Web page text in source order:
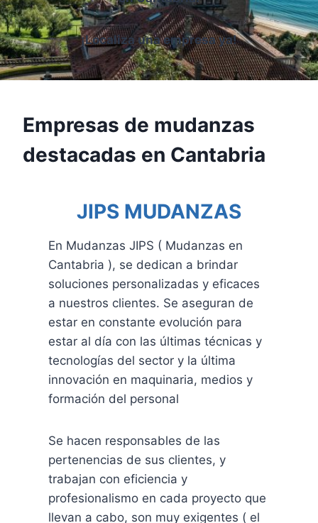
¡Localiza una empresa ya!
Empresas de mudanzas
destacadas en Cantabria
JIPS MUDANZAS
En Mudanzas JIPS ( Mudanzas en
Cantabria ), se dedican a brindar
soluciones personalizadas y eficaces
a nuestros clientes. Se aseguran de
estar en constante evolución para
estar al día con las últimas técnicas y
tecnologías del sector y la última
innovación en maquinaria, medios y
formación del personal
Se hacen responsables de las
pertenencias de sus clientes, y
trabajan con eficiencia y
profesionalismo en cada proyecto que
llevan a cabo, son muy exigentes ( el